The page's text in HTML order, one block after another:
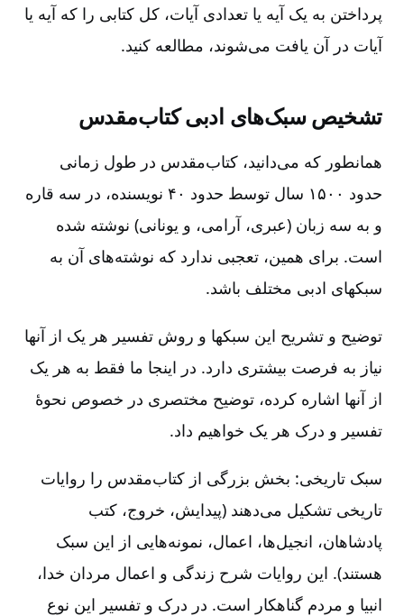
پرداختن به یک آیه یا تعدادی آیات‌، کل کتابی را که آیه یا
آیات در آن یافت می‌شوند، مطالعه کنید.
تشخیص سبک‌های ادبی کتاب‌مقدس‌
همانطور که می‌دانید، کتاب‌مقدس در طول زمانی
حدود ۱۵۰۰ سال توسط حدود ۴۰ نویسنده‌، در سه قاره
و به سه زبان (عبری‌، آرامی‌، و یونانی‌) نوشته شده
است‌. برای همین‌، تعجبی ندارد که نوشته‌های آن به
سبکهای ادبی مختلف باشد.
توضیح و تشریح این سبکها و روش تفسیر هر یک از آنها
نیاز به فرصت بیشتری دارد. در اینجا ما فقط به هر یک
از آنها اشاره کرده‌، توضیح مختصری در خصوص نحوۀ
تفسیر و درک هر یک خواهیم داد.
سبک تاریخی‌:‌ بخش بزرگی از کتاب‌مقدس را روایات
تاریخی تشکیل می‌دهند (پیدایش‌، خروج‌، کتب
پادشاهان‌، انجیل‌ها، اعمال‌، نمونه‌هایی از این سبک
هستند). این روایات شرح زندگی و اعمال مردان خدا،
انبیا و مردم گناهکار است‌. در درک و تفسیر این نوع